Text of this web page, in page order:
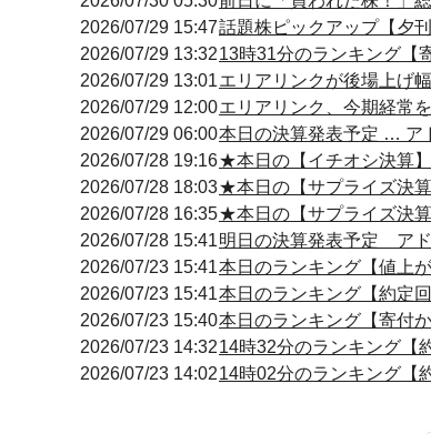
2026/07/29 15:47話題株ピックアップ【夕
2026/07/29 13:3213時31分のランキング【
2026/07/29 13:01エリアリンクが後場上げ
2026/07/29 12:00エリアリンク、今期経常
2026/07/29 06:00本日の決算発表予定 … ア
2026/07/28 19:16★本日の【イチオシ決算
2026/07/28 18:03★本日の【サプライズ決
2026/07/28 16:35★本日の【サプライズ決
2026/07/28 15:41明日の決算発表予定 ア
2026/07/23 15:41本日のランキング【値上
2026/07/23 15:41本日のランキング【約定
2026/07/23 15:40本日のランキング【寄付
2026/07/23 14:3214時32分のランキング【
2026/07/23 14:0214時02分のランキング【